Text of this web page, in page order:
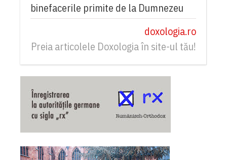
binefacerile primite de la Dumnezeu
doxologia.ro
Preia articolele Doxologia în site-ul tău!